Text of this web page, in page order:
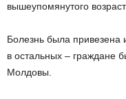
вышеупомянутого
Болезнь была привезена
в остальных – граждане
Молдовы.